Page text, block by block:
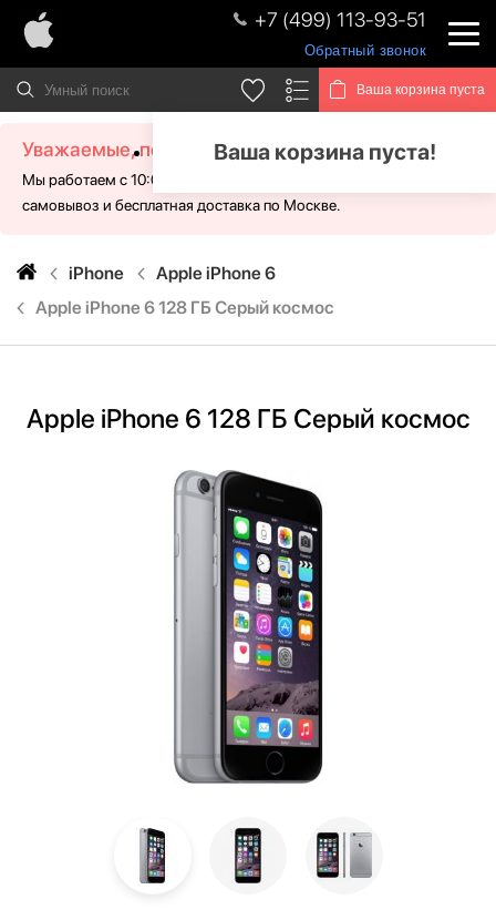
+7 (499) 113-93-51
Обратный звонок
Ваша корзина пуста
Ваша корзина пуста!
Уважаемые, посетители!
Мы работаем с 10:00 - 21:00 без выходных. Для Вас доступен
самовывоз и бесплатная доставка по Москве.
iPhone
Apple iPhone 6
Apple iPhone 6 128 ГБ Серый космос
Apple iPhone 6 128 ГБ Серый космос